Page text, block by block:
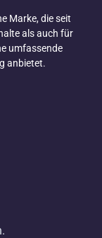
Marke, die seit
als auch für
umfassende
anbietet.